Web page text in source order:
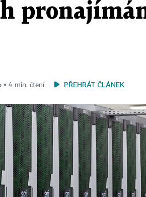
▪ 4 min. čtení
PŘEHRÁT ČLÁNEK